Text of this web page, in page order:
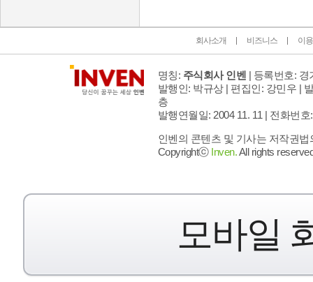
회사소개 비즈니스 이
명칭: 주식회사 인벤 | 등록번호: 경
발행인: 박규상 | 편집인: 강민우 |
층
발행연월일: 2004 11. 11 | 전화번호
인벤의 콘텐츠 및 기사는 저작권
Copyrightⓒ Inven.All rights
모바일